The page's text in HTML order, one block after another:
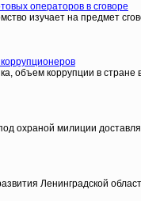
операторов в сговоре
изучает на предмет
объем коррупции в стране
охраной милиции
Ленинградской